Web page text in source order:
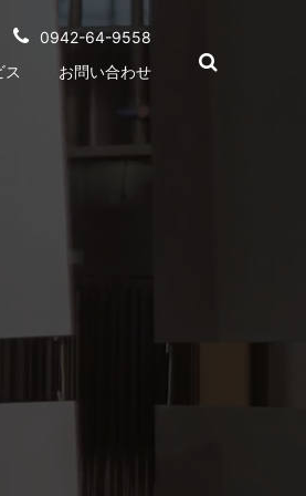
0942-64-9558
ス お問い合わせ